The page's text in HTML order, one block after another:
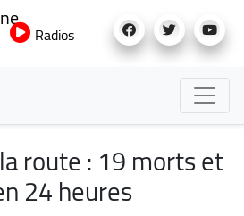
au
Radios
route : 19 morts et
24 heures